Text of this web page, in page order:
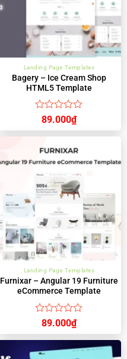
Landing Page Templates
Bagery – Ice Cream Shop
HTML5 Template
Được
hạng
0
5
sao
89.000₫
Landing Page Templates
Furnixar – Angular 19 Furniture
eCommerce Template
Được
hạng
0
89.000₫